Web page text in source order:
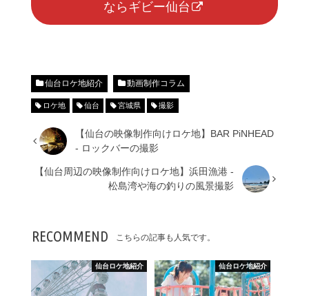
ならギビー仙台
仙台ロケ地紹介 動画制作コラム
ロケ地 仙台 宮城県 撮影
【仙台の映像制作向けロケ地】BAR PiNHEAD
- ロックバーの撮影
【仙台周辺の映像制作向けロケ地】浜田漁港 -
松島湾や海の釣りの風景撮影
RECOMMEND こちらの記事も人気です。
仙台ロケ地紹介 仙台ロケ地紹介